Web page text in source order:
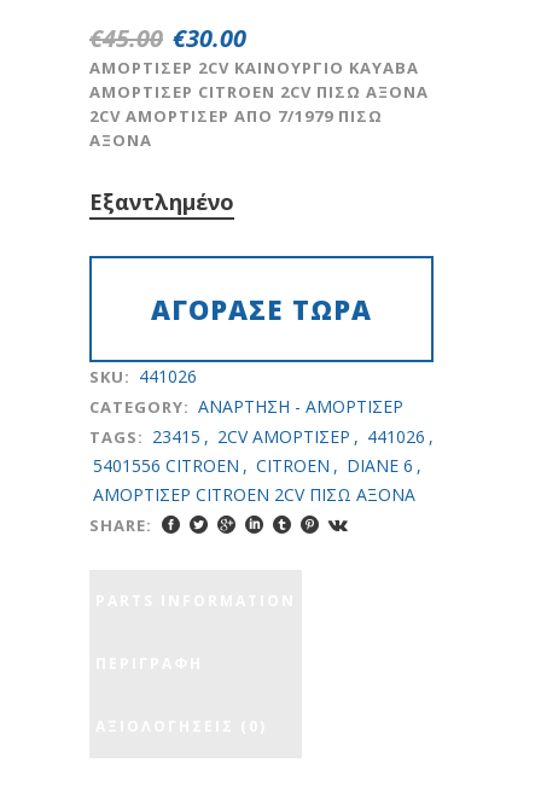
€45.00 Original
price
was:
€45.00.
€30.00Η
τρέχουσα
τιμή
είναι:
AMOΡΤΙΣΕΡ 2CV KAINOΥΡΓΙΟ ΚΑΥΑΒΑ
ΑΜΟΡΤΙΣΕΡ CITROEN 2CV ΠΙΣΩ ΑΞΟΝΑ
2CV AΜΟΡΤΙΣΕΡ ΑΠΟ 7/1979 ΠΙΣΩ
ΑΞΟΝΑ
Εξαντλημένο
SKU: 441026
CATEGORY: ANAPTHΣH - AMOPTIΣEP
TAGS: 23415 , 2CV ΑΜΟΡΤΙΣΕΡ , 441026 ,
5401556 CITROEN , CITROEN , DIANE 6 ,
ΑΜΟΡΤΙΣΕΡ CITROEN 2CV ΠΙΣΩ ΑΞΟΝΑ
SHARE: